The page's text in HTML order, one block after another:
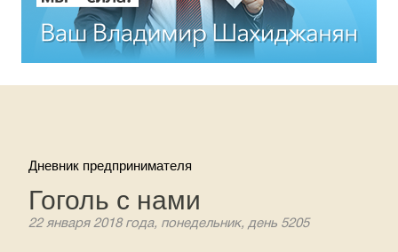
Дневник предпринимателя
Гоголь с нами
22 января 2018 года, понедельник, день 5205